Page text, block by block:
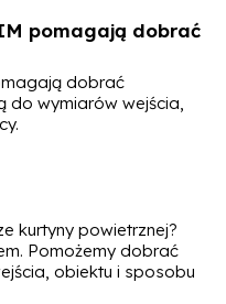
pomagają dobrać
dobrać
do wymiarów wejścia,
kurtyny powietrznej?
Pomożemy dobrać
obiektu i sposobu